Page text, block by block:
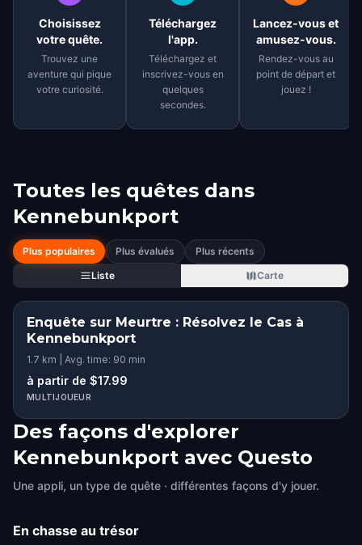
Choisissez
votre quête.
Trouvez une
aventure qui pique
votre curiosité.
Téléchargez
l'app.
Téléchargez et
inscrivez-vous en
quelques
secondes.
Lancez-vous et
amusez-vous.
Rendez-vous au
point de départ et
jouez !
Toutes les quêtes dans
Kennebunkport
Plus populaires Plus évalués
Plus récents
Liste
Carte
Enquête sur Meurtre : Résolvez le Cas à
Kennebunkport
1.7 km | Avg. time: 90 min
à partir de $17.99
MULTIJOUEUR
Des façons d'explorer
Kennebunkport avec Questo
Une appli, un type de quête · différentes façons d'y jouer.
En chasse au trésor